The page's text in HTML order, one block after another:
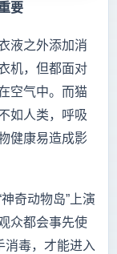
要
液之外添加消
机，但都面对
空气中。而猫
如人类，呼吸
健康易造成影
奇动物岛”上演
众都会事先使
消毒，才能进入